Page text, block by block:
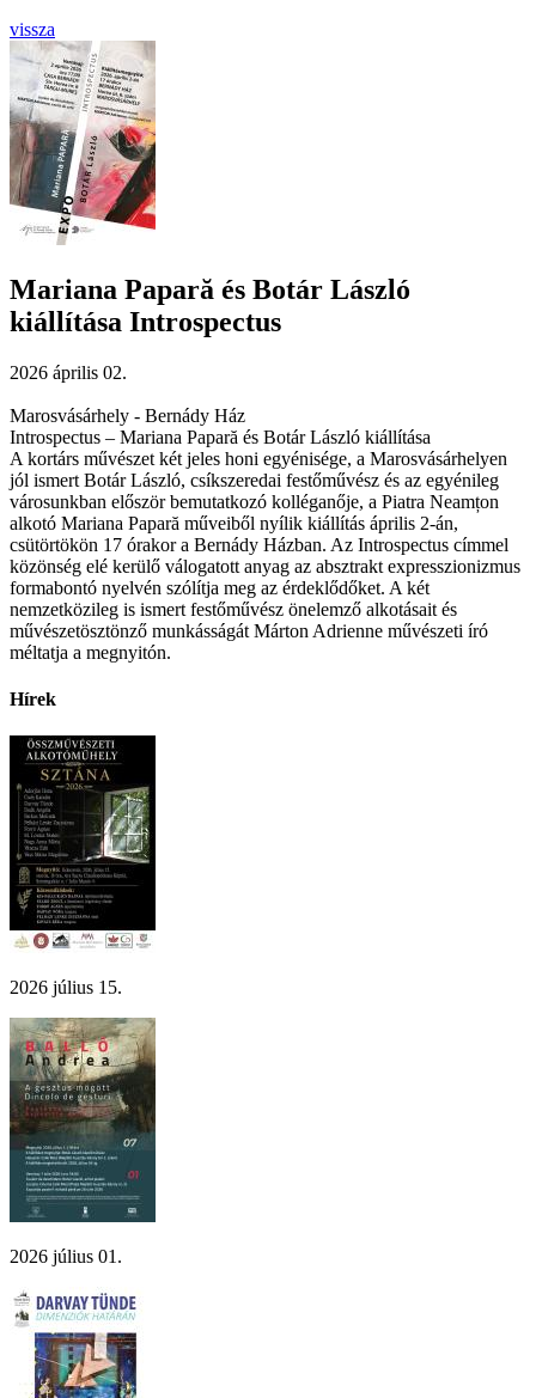
vissza
Mariana Papară és Botár László
kiállítása Introspectus
2026 április 02.
Marosvásárhely - Bernády Ház
Introspectus – Mariana Papară és Botár László kiállítása
A kortárs művészet két jeles honi egyénisége, a Marosvásárhelyen
jól ismert Botár László, csíkszeredai festőművész és az egyénileg
városunkban először bemutatkozó kolléganője, a Piatra Neamțon
alkotó Mariana Papară műveiből nyílik kiállítás április 2-án,
csütörtökön 17 órakor a Bernády Házban. Az Introspectus címmel
közönség elé kerülő válogatott anyag az absztrakt expresszionizmus
formabontó nyelvén szólítja meg az érdeklődőket. A két
nemzetközileg is ismert festőművész önelemző alkotásait és
művészetösztönző munkásságát Márton Adrienne művészeti író
méltatja a megnyitón.
Hírek
2026 július 15.
2026 július 01.